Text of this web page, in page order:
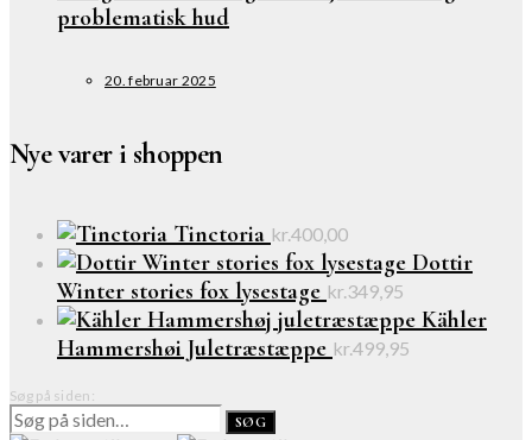
problematisk hud
20. februar 2025
Nye varer i shoppen
Tinctoria kr.400,00
Dottir
Winter stories fox lysestage kr. 349,95
Kähler
Hammershøi Juletræstæppe kr.499,95
Søg på siden:
SØG